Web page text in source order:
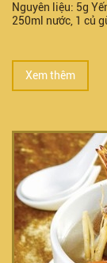
Nguyên liệu: 5g
250ml nước, 1 củ
Xem thêm